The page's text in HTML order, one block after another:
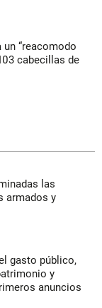
un “reacomodo
cabecillas de
las
armados y
gasto público,
y
anuncios